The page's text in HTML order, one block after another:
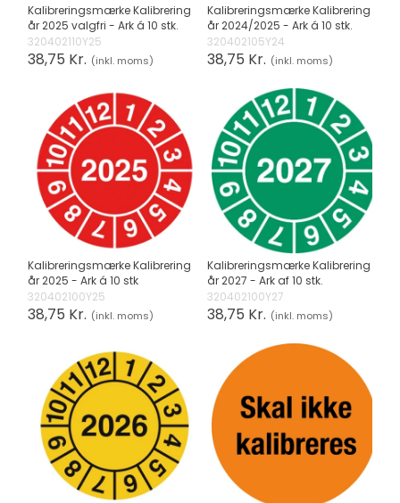
Kalibreringsmærke Kalibrering
år 2025 valgfri - Ark á 10 stk.
320402110Y25
38,75 Kr. (inkl. moms)
Kalibreringsmærke Kalibrering
år 2024/2025 - Ark á 10 stk.
320402105Y24
38,75 Kr. (inkl. moms)
Kalibreringsmærke Kalibrering
år 2025 - Ark á 10 stk
320402100Y25
38,75 Kr. (inkl. moms)
Kalibreringsmærke Kalibrering
år 2027 - Ark af 10 stk.
320402100Y27
38,75 Kr. (inkl. moms)